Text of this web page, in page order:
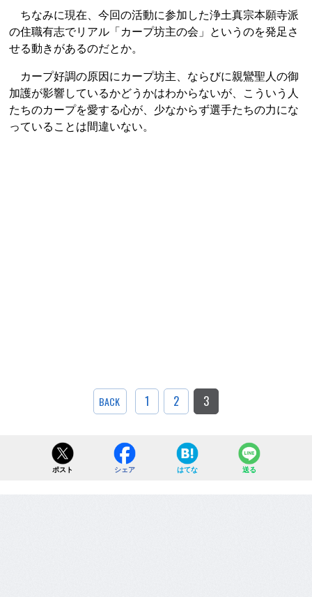
ちなみに現在、今回の活動に参加した浄土真宗本願寺派
の住職有志でリアル「カープ坊主の会」というのを発足さ
せる動きがあるのだとか。
カープ好調の原因にカープ坊主、ならびに親鸞聖人の御
加護が影響しているかどうかはわからないが、こういう人
たちのカープを愛する心が、少なからず選手たちの力にな
っていることは間違いない。
BACK 1 2 3
ポスト シェア はてな 送る